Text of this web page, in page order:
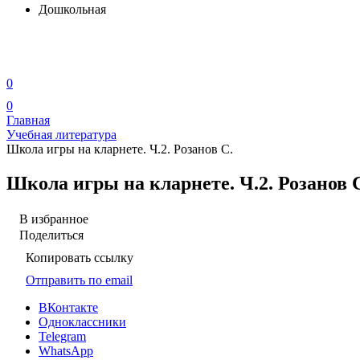
Дошкольная
0
0
Главная
Учебная литература
Школа игры на кларнете. Ч.2. Розанов С.
Школа игры на кларнете. Ч.2. Розанов
В избранное
Поделиться
Копировать ссылку
Отправить по email
ВКонтакте
Одноклассники
Telegram
WhatsApp